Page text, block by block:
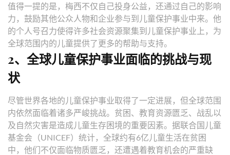
值得一提的是，梅西不仅自己投身公益，还通过自己的影响
力，鼓励其他公众人物和企业参与到儿童保护事业中来。他
的个人号召力使得许多社会资源聚集到儿童保护事业上，为
全球范围内的儿童提供了更多的帮助与支持。
2、全球儿童保护事业面临的挑战与现
状
尽管世界各地的儿童保护事业取得了一定进展，但全球范围
内依然面临着诸多严峻挑战。贫困、教育资源匮乏、战乱以
及自然灾害是造成儿童生存困境的重要因素。据联合国儿童
基金会（UNICEF）统计，全球约有6亿儿童生活在贫困
中，他们不仅面临物质匮乏，还遭遇着教育机会的严重缺